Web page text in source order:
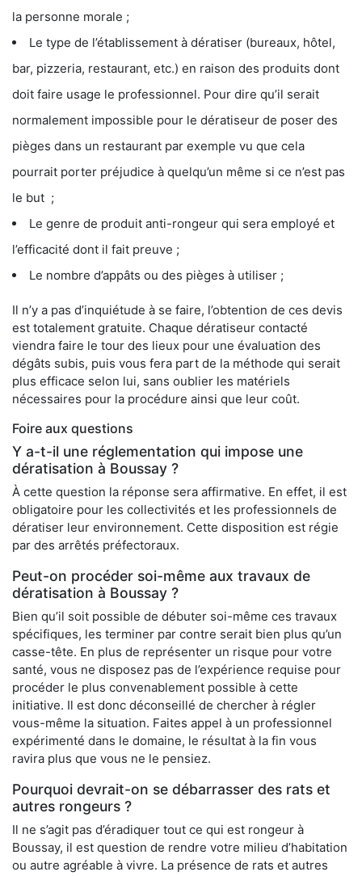
la personne morale ;
Le type de l’établissement à dératiser (bureaux, hôtel,
bar, pizzeria, restaurant, etc.) en raison des produits dont
doit faire usage le professionnel. Pour dire qu’il serait
normalement impossible pour le dératiseur de poser des
pièges dans un restaurant par exemple vu que cela
pourrait porter préjudice à quelqu’un même si ce n’est pas
le but ;
Le genre de produit anti-rongeur qui sera employé et
l’efficacité dont il fait preuve ;
Le nombre d’appâts ou des pièges à utiliser ;
Il n’y a pas d’inquiétude à se faire, l’obtention de ces devis
est totalement gratuite. Chaque dératiseur contacté
viendra faire le tour des lieux pour une évaluation des
dégâts subis, puis vous fera part de la méthode qui serait
plus efficace selon lui, sans oublier les matériels
nécessaires pour la procédure ainsi que leur coût.
Foire aux questions
Y a-t-il une réglementation qui impose une
dératisation à Boussay ?
À cette question la réponse sera affirmative. En effet, il est
obligatoire pour les collectivités et les professionnels de
dératiser leur environnement. Cette disposition est régie
par des arrêtés préfectoraux.
Peut-on procéder soi-même aux travaux de
dératisation à Boussay ?
Bien qu’il soit possible de débuter soi-même ces travaux
spécifiques, les terminer par contre serait bien plus qu’un
casse-tête. En plus de représenter un risque pour votre
santé, vous ne disposez pas de l’expérience requise pour
procéder le plus convenablement possible à cette
initiative. Il est donc déconseillé de chercher à régler
vous-même la situation. Faites appel à un professionnel
expérimenté dans le domaine, le résultat à la fin vous
ravira plus que vous ne le pensiez.
Pourquoi devrait-on se débarrasser des rats et
autres rongeurs ?
Il ne s’agit pas d’éradiquer tout ce qui est rongeur à
Boussay, il est question de rendre votre milieu d’habitation
ou autre agréable à vivre. La présence de rats et autres